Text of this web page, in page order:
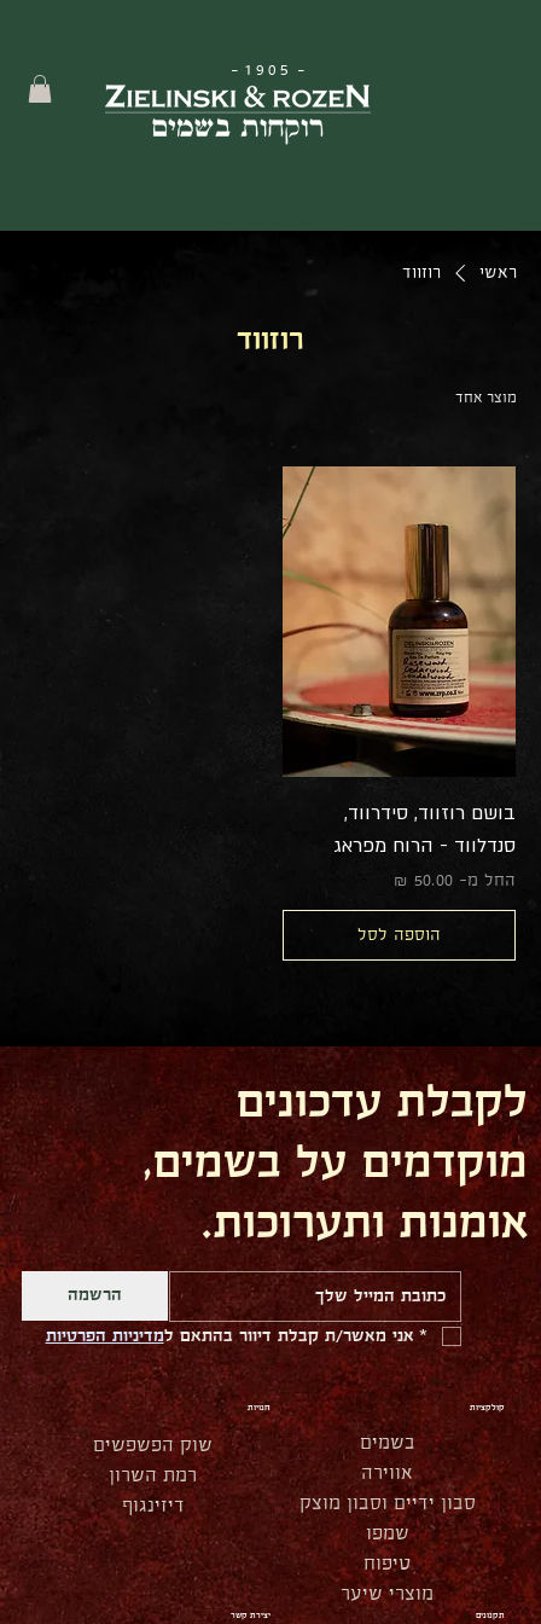
- 1905 -
ראשי רוזווד
רוזווד
מוצר אחד
בושם רוזווד, סידרווד,
סנדלווד - הרוח מפראג
החל מ-
מחיר מבצע
הוספה לסל
תקנונים
חנויות
שוק הפשפשים
רמת השרון
דיזינגוף
יצירת קשר
קולקציות
בשמים
אווירה
סבון ידיים וסבון מוצק
שמפו
טיפוח
מוצרי שיער
לקבלת עדכונים
מוקדמים על בשמים,
אומנות ותערוכות.
הרשמה
* אני מאשר/ת קבלת דיוור בהתאם למדיניות הפרטיות